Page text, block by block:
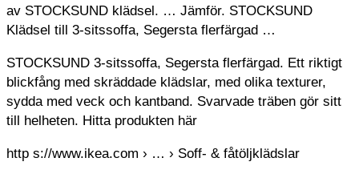
av STOCKSUND klädsel. … Jämför. STOCKSUND
Klädsel till 3-sitssoffa, Segersta flerfärgad …
STOCKSUND 3-sitssoffa, Segersta flerfärgad. Ett riktigt
blickfång med skräddade klädslar, med olika texturer,
sydda med veck och kantband. Svarvade träben gör sitt
till helheten. Hitta produkten här
http s://www.ikea.com › … › Soff- & fåtöljklädslar